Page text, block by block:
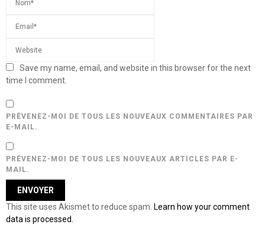
Save my name, email, and website in this browser for the next
time I comment.
PRÉVENEZ-MOI DE TOUS LES NOUVEAUX COMMENTAIRES PAR
E-MAIL.
PRÉVENEZ-MOI DE TOUS LES NOUVEAUX ARTICLES PAR E-
MAIL.
This site uses Akismet to reduce spam. Learn how your comment
data is processed.